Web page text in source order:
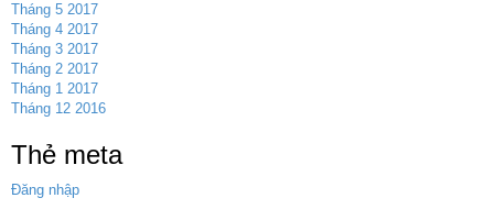
Tháng 5 2017
Tháng 4 2017
Tháng 3 2017
Tháng 2 2017
Tháng 1 2017
Tháng 12 2016
Thẻ meta
Đăng nhập